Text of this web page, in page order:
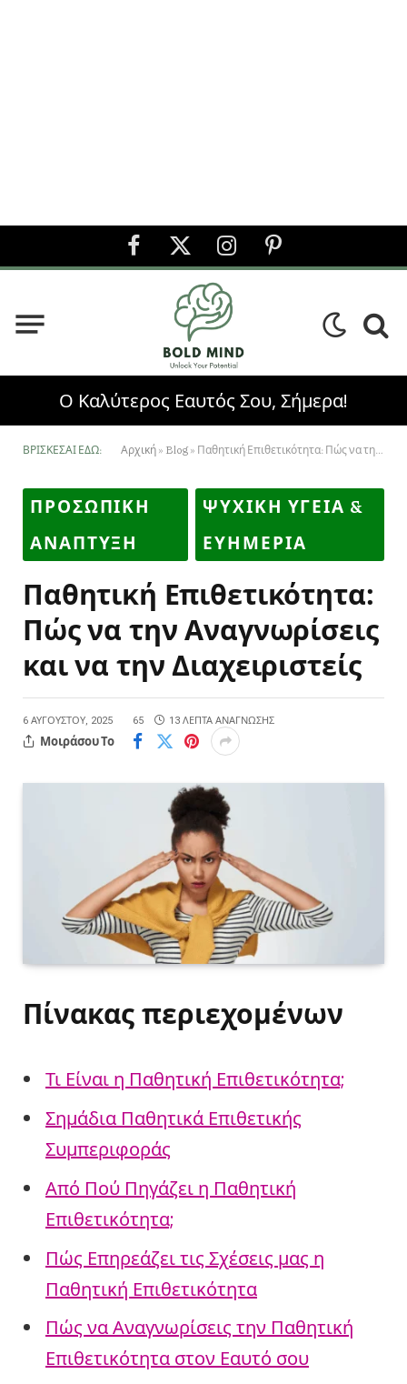
Facebook
X
(Twitter)
InstagramPinterest
Ο Καλύτερος Εαυτός Σου, Σήμερα!
ΒΡΊΣΚΕΣΑΙ ΕΔΏ: Αρχική» Blog» Παθητική Επιθετικότητα: Πώς να την Αναγνωρίσεις και να την Διαχειριστείς
ΠΡΟΣΩΠΙΚΗ
ΑΝΑΠΤΥΞΗ
ΨΥΧΙΚΗ ΥΓΕΙΑ &
ΕΥΗΜΕΡΙΑ
Παθητική Επιθετικότητα:
Πώς να την Αναγνωρίσεις
και να την Διαχειριστείς
6 ΑΥΓΟΎΣΤΟΥ, 2025 65 13 ΛΕΠΤΆ ΑΝΆΓΝΩΣΗΣ
Μοιράσου Το
Πίνακας περιεχομένων
Τι Είναι η Παθητική Επιθετικότητα;
Σημάδια Παθητικά Επιθετικής
Συμπεριφοράς
Από Πού Πηγάζει η Παθητική
Επιθετικότητα;
Πώς Επηρεάζει τις Σχέσεις μας η
Παθητική Επιθετικότητα
Πώς να Αναγνωρίσεις την Παθητική
Επιθετικότητα στον Εαυτό σου